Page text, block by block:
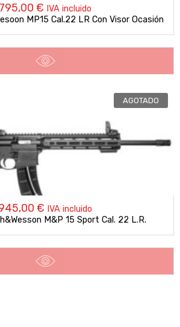
795,00 € IVA incluido
MP15 Cal.22 LR Con Visor Ocasión
AGOTADO
€ IVA incluido
M&P 15 Sport Cal. 22 L.R.